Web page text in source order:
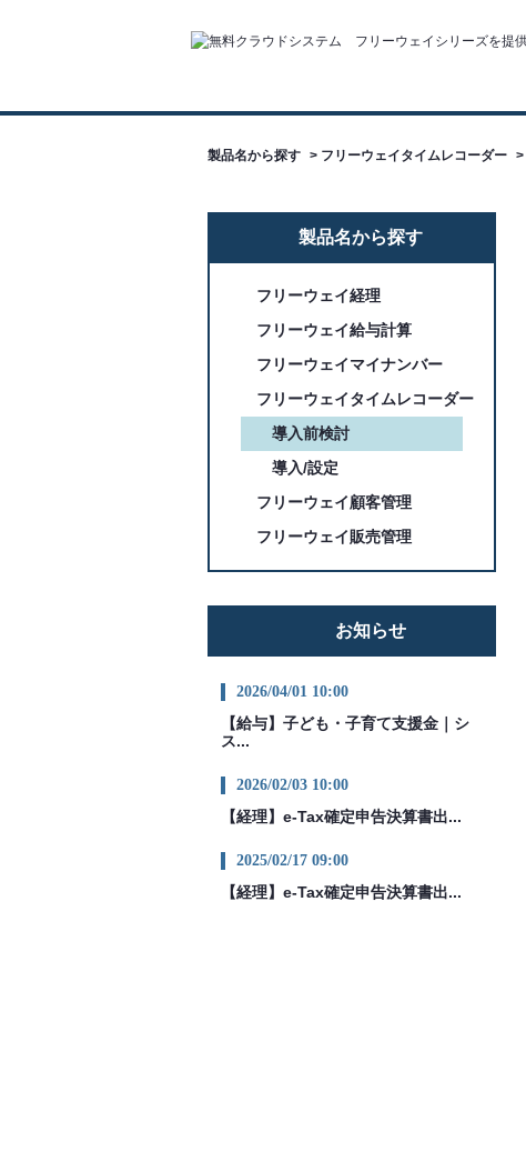
製品名から探す > フリーウェイタイムレコーダー >
製品名から探す
フリーウェイ経理
フリーウェイ給与計算
フリーウェイマイナンバー
フリーウェイタイムレコーダー
導入前検討
導入/設定
フリーウェイ顧客管理
フリーウェイ販売管理
お知らせ
2026/04/01 10:00
【給与】子ども・子育て支援金｜シ
ス...
2026/02/03 10:00
【経理】e-Tax確定申告決算書出...
2025/02/17 09:00
【経理】e-Tax確定申告決算書出...